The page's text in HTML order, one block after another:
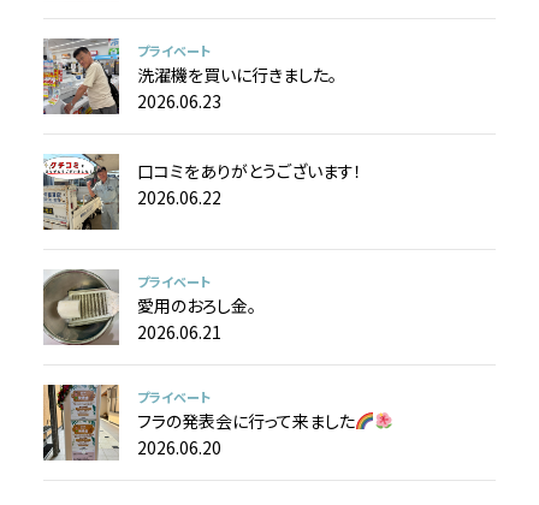
プライベート
洗濯機を買いに行きました。
2026.06.23
口コミをありがとうございます！
2026.06.22
プライベート
愛用のおろし金。
2026.06.21
プライベート
フラの発表会に行って来ました
2026.06.20